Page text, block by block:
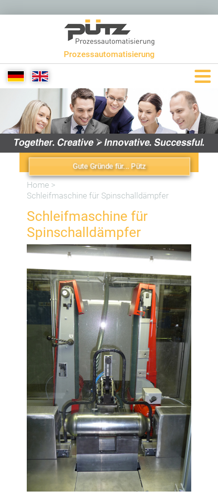
Prozessautomatisierung
+49 6581 9299 0
info[at]puetzgroup.de
Gute Gründe für... Pütz
Home >
Schleifmaschine für Spinschalldämpfer
Schleifmaschine für
Spinschalldämpfer